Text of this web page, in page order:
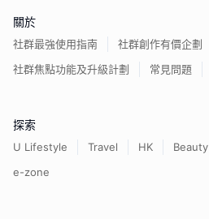
關於
社群最強使用指南
社群創作有價企劃
社群焦點功能及升級計劃
常見問題
探索
U Lifestyle Travel HK Beauty
e-zone